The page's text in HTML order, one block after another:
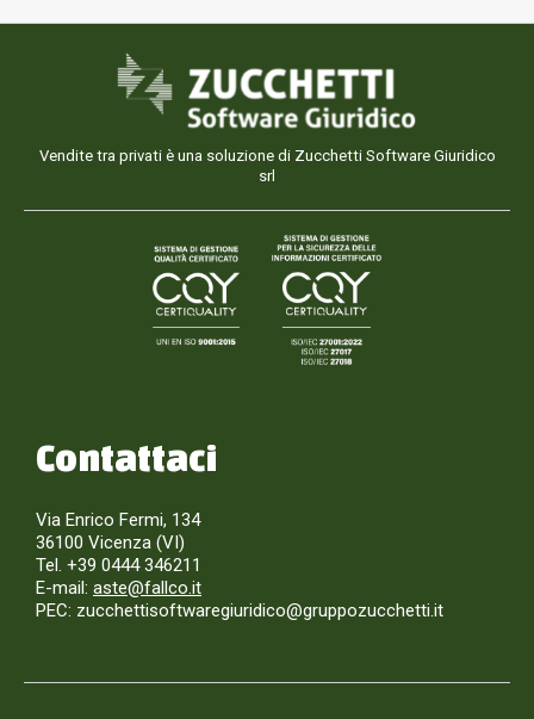
Vendite tra privati è una soluzione di Zucchetti Software Giuridico
srl
Contattaci
Via Enrico Fermi, 134
36100 Vicenza (VI)
Tel. +39 0444 346211
E-mail: aste@fallco.it
PEC: zucchettisoftwaregiuridico@gruppozucchetti.it